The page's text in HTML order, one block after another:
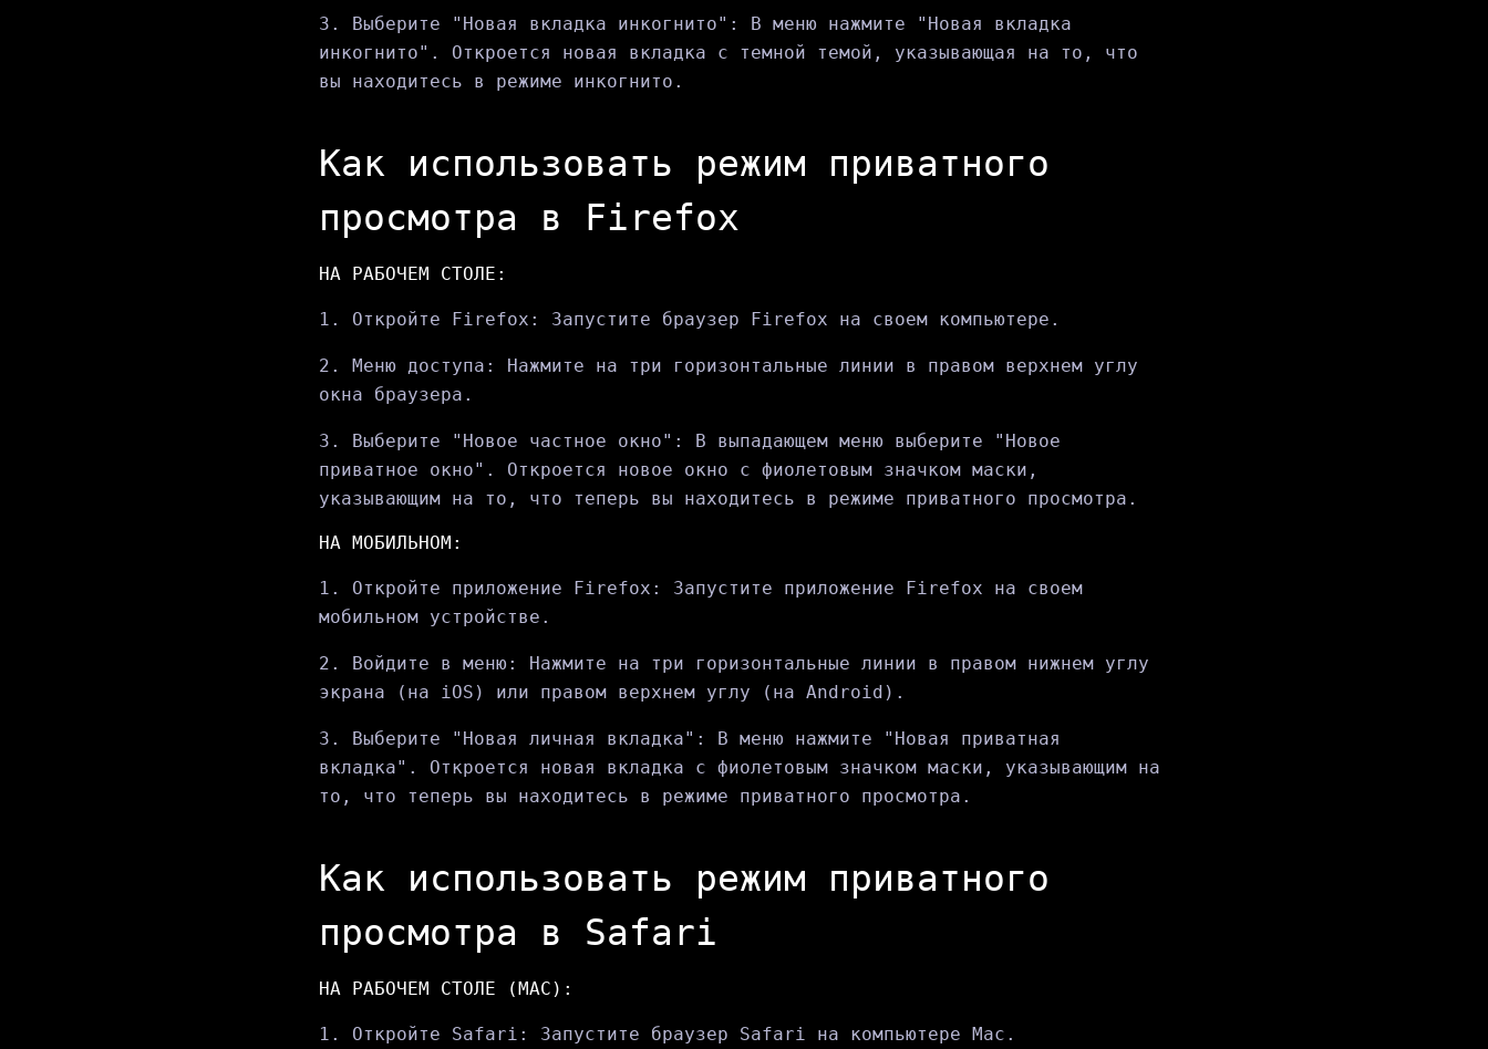
3. Выберите "Новая вкладка инкогнито": В меню нажмите "Новая вкладка
инкогнито". Откроется новая вкладка с темной темой, указывающая на то, что
вы находитесь в режиме инкогнито.
Как использовать режим приватного
просмотра в Firefox
НА РАБОЧЕМ СТОЛЕ:
1. Откройте Firefox: Запустите браузер Firefox на своем компьютере.
2. Меню доступа: Нажмите на три горизонтальные линии в правом верхнем углу
окна браузера.
3. Выберите "Новое частное окно": В выпадающем меню выберите "Новое
приватное окно". Откроется новое окно с фиолетовым значком маски,
указывающим на то, что теперь вы находитесь в режиме приватного просмотра.
НА МОБИЛЬНОМ:
1. Откройте приложение Firefox: Запустите приложение Firefox на своем
мобильном устройстве.
2. Войдите в меню: Нажмите на три горизонтальные линии в правом нижнем углу
экрана (на iOS) или правом верхнем углу (на Android).
3. Выберите "Новая личная вкладка": В меню нажмите "Новая приватная
вкладка". Откроется новая вкладка с фиолетовым значком маски, указывающим на
то, что теперь вы находитесь в режиме приватного просмотра.
Как использовать режим приватного
просмотра в Safari
НА РАБОЧЕМ СТОЛЕ (MAC):
1. Откройте Safari: Запустите браузер Safari на компьютере Mac.